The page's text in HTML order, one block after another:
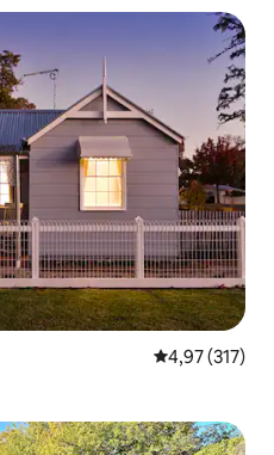
4,97 av 5 i
4,97 (317)